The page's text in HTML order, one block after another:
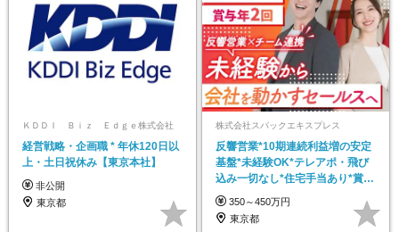
ＫＤＤＩ Ｂｉｚ Ｅｄｇｅ株式会社
経営戦略・企画職 * 年休120日以
上・土日祝休み【東京本社】
非公開
東京都
株式会社スパックエキスプレス
反響営業*10期連続利益増の安定
基盤*未経験OK*テレアポ・飛び
込み一切なし*住宅手当あり*賞与
年2回
350～450万円
東京都